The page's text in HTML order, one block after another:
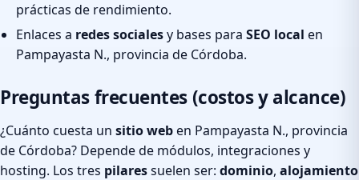
prácticas de rendimiento.
Enlaces a redes socialesy bases para SEO local en
Pampayasta N., provincia de Córdoba.
Preguntas frecuentes (costos y alcance)
¿Cuánto cuesta un sitio weben Pampayasta N., provincia
de Córdoba? Depende de módulos, integraciones y
hosting. Los tres pilaressuelen ser: dominio, alojamiento